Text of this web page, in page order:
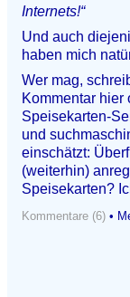
Internets!“
Und auch
haben mich
Wer mag,
Kommentar hier
Speisekarten-
und
einschätzt:
(weiterhin)
Speisekarten?
Kommentare (6) •